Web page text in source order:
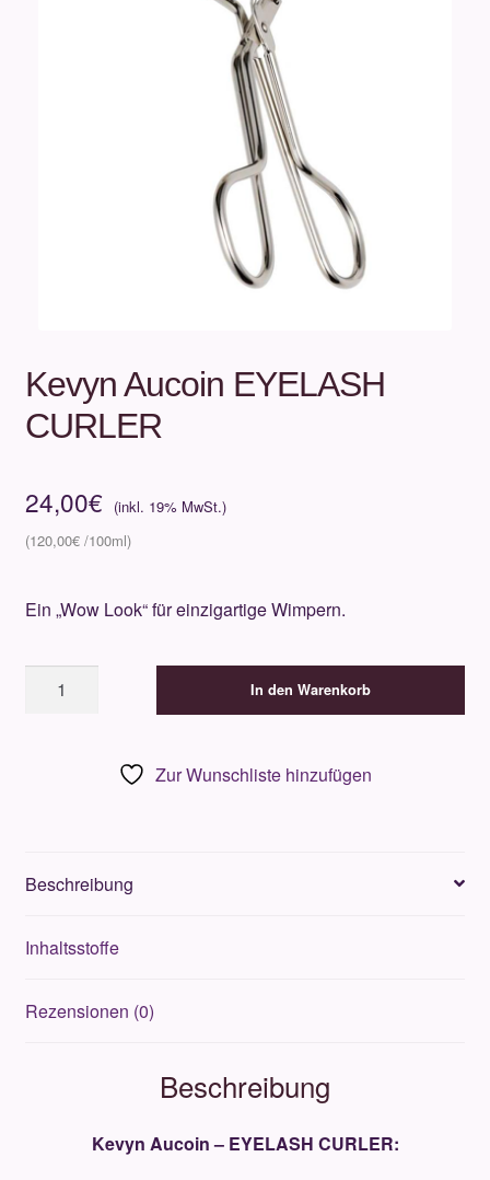
Kevyn Aucoin EYELASH
CURLER
24,00€
120,00€
Ein „Wow Look“ für einzigartige Wimpern.
Aucoin
In den Warenkorb
Zur Wunschliste hinzufügen
Beschreibung
Inhaltsstoffe
Rezensionen (0)
Beschreibung
Kevyn Aucoin – EYELASH CURLER: